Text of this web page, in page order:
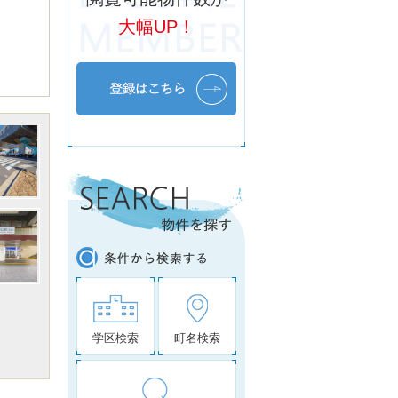
大幅UP！
学区検索 町名検索